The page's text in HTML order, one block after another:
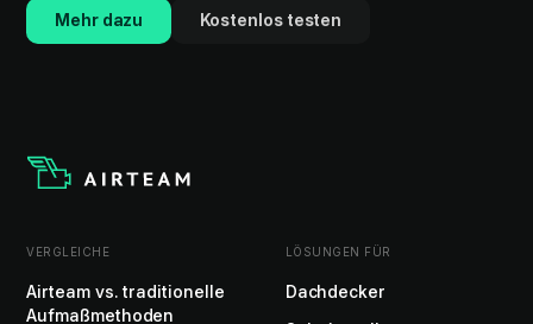
Mehr dazu Kostenlos testen
VERGLEICHE
Airteam vs. traditionelle
Aufmaßmethoden
LÖSUNGEN FÜR
Dachdecker